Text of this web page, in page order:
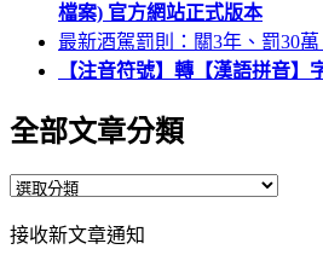
檔案) 官方網站正式版本
最新酒駕罰則：關3年、罰30
【注音符號】轉【漢語拼音】
全部文章分類
全
文
接收新文章通知